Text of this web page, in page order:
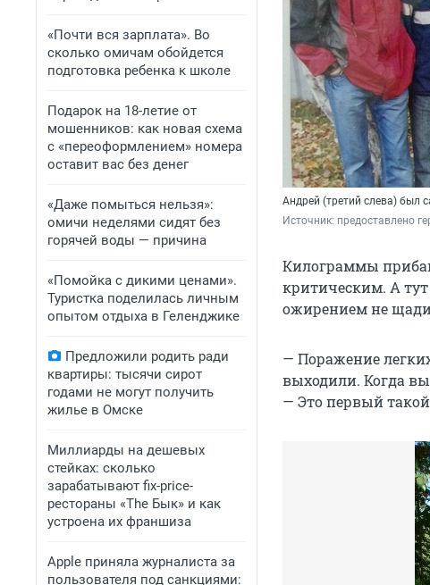
«Почти вся зарплата». Во
сколько омичам обойдется
подготовка ребенка к школе
Подарок на 18-летие от
мошенников: как новая схема
с «переоформлением» номера
оставит вас без денег
«Даже помыться нельзя»:
омичи неделями сидят без
горячей воды — причина
«Помойка с дикими ценами».
Туристка поделилась личным
опытом отдыха в Геленджике
Предложили родить ради
квартиры: тысячи сирот
годами не могут получить
жилье в Омске
Миллиарды на дешевых
стейках: сколько
зарабатывают fix-price-
рестораны «The Бык» и как
устроена их франшиза
Apple приняла журналиста за
пользователя под санкциями:
Андрей (третий слева) был
Источник: предоставлено
Килограммы
критическим. А
ожирением не
— Поражение
выходили. Когда
— Это первый